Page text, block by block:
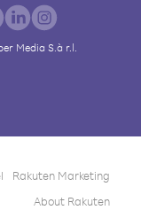
Media S.à r.l.
Rakuten Marketing
About Rakuten